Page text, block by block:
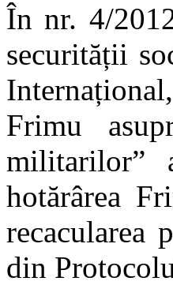
În nr. 4/
securității
Frimu
militarilor”
hotărârea
recacularea
din